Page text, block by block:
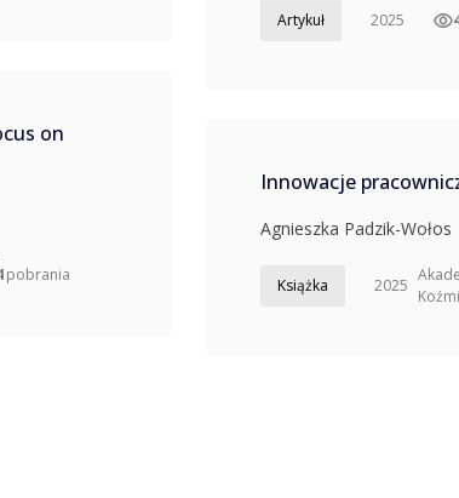
on
pobrania
Artykuł 2025
Innowacje
Agnieszka Padzik-Wołos
Książka 2025